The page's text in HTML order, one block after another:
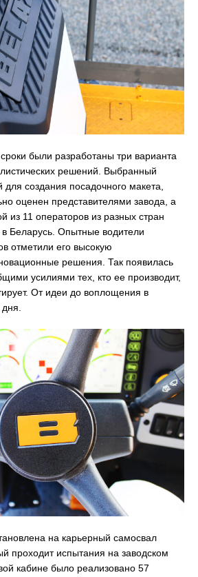
были разработаны три варианта
решений. Выбранный
для создания посадочного макета,
оценен представителями завода, а
из 11 операторов из разных стран
Беларусь. Опытные водители
отметили его высокую
решения. Так появилась
усилиями тех, кто ее производит,
От идеи до воплощения в
на карьерный самосвал
проходит испытания на заводском
кабине было реализовано 57